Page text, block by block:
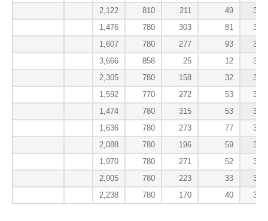
2,122
810 211 49
389
1,476
780 303 81
386
1,607
780 277 93
384
3,666
858 25 12
383
2,305
780 158 32
382
1,592
770 272 53
381
1,474
780 315 53
381
1,636
780 273 77
381
2,088
780 196 59
381
1,970
780 271 52
381
2,005
780 223 33
381
2,238
780 170 40 380